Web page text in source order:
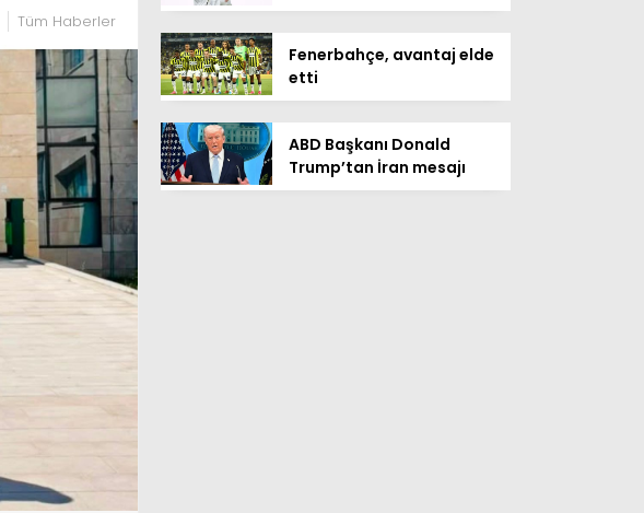
Tüm Haberler
Fenerbahçe, avantaj elde
etti
ABD Başkanı Donald
Trump’tan İran mesajı